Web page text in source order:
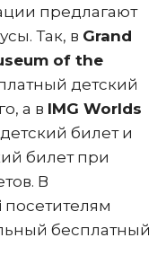
предлагают
Так, в Grand
of the
детский
а в IMG Worlds
билет и
билет при
В
посетителям
бесплатный